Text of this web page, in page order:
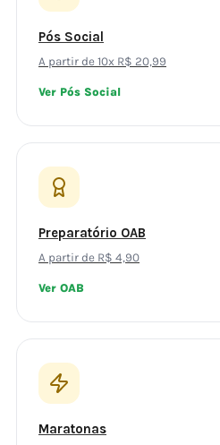
Pós Social
A partir de 10x R$ 20,99
Ver Pós Social
Preparatório OAB
A partir de R$ 4,90
Ver OAB
Maratonas